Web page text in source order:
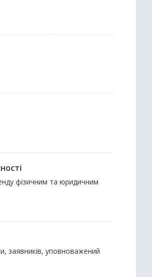
фізичним та юридичним
заявників, уповноважений